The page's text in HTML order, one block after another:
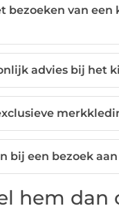
bezoeken van
advies bij het
bij een bezoek
hem dan